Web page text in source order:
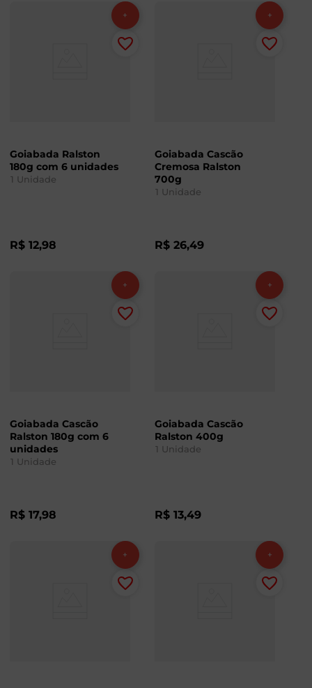
Goiabada Ralston
180g com 6 unidades
1 Unidade
R$ 12,98
Goiabada Cascão
Cremosa Ralston
700g
1 Unidade
R$ 26,49
Goiabada Cascão
Ralston 180g com 6
unidades
1 Unidade
R$ 17,98
Goiabada Cascão
Ralston 400g
1 Unidade
R$ 13,49